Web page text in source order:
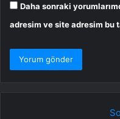
Daha sonraki
adresim ve site adresim bu